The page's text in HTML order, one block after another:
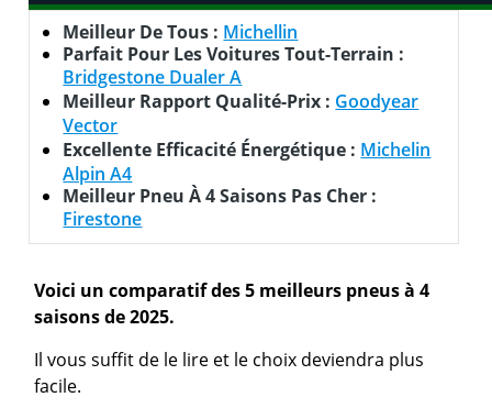
Meilleur De Tous : Michellin
Parfait Pour Les Voitures Tout-Terrain :
Bridgestone Dualer A
Meilleur Rapport Qualité-Prix : Goodyear
Vector
Excellente Efficacité Énergétique : Michelin
Alpin A4
Meilleur Pneu À 4 Saisons Pas Cher :
Firestone
Voici un comparatif des 5 meilleurs pneus à 4
saisons de 2025.
Il vous suffit de le lire et le choix deviendra plus
facile.